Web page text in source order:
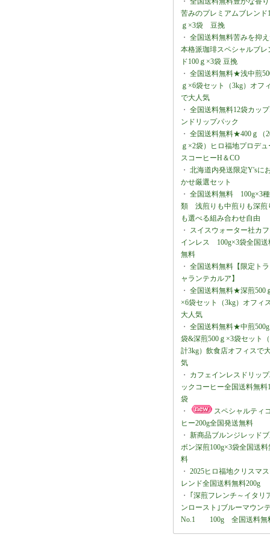
苦みのプレミアムブレンド
ｇ×3袋 豆挽
・ 全国送料無料苦みを抑
本格派珈琲スペシャルブレ
ド100ｇ×3袋 豆挽
・ 全国送料無料★浅中煎
ｇ×6袋セット（3kg）オフ
で大人気
・ 全国送料無料12袋カッ
ンドリップパック
・ 全国送料無料★400ｇ（
ｇ×2袋）ヒロ福地プロデュ
スコーヒーH＆CO
・ 北海道内発送限定Y'sに
かせ厳選セット
・ 全国送料無料 100g×3種
類 浅煎りも中煎りも深煎
も選べる組み合わせ自由
・ スイスウォーター社カ
インレス 100g×3袋全国送
無料
・ 全国送料無料【限定ト
ャランテカルア】
・ 全国送料無料★深煎500
×6袋セット（3kg）オフィ
大人気
・ 全国送料無料★中煎
袋&深煎500ｇ×3袋セット
計3kg）飲食店オフィスで
気
・ カフェインレスドリッ
ックコーヒー全国送料無料
袋
・
スペシャルティ
ヒー200g全国発送無料
・ 新商品ブルンジレッド
ボン深煎100g×3袋全国送料
料
・ 2025ヒロ福地クリスマ
レンド全国送料無料200g
・ ｢深煎フレンチ～イタリ
ンロースト｣ブルーマウン
No.1 100g 全国送料無